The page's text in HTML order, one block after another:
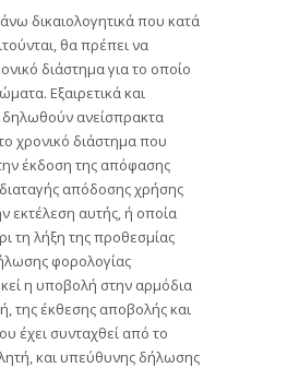
δικαιολογητικά που κατά
θα πρέπει να
διάστημα για το οποίο
Εξαιρετικά και
ανείσπρακτα
χρονικό διάστημα που
έκδοση της απόφασης
απόδοσης χρήσης
εκτέλεση αυτής, ή οποία
τη λήξη της προθεσμίας
φορολογίας
η υποβολή στην αρμόδια
της έκθεσης αποβολής και
έχει συνταχθεί από το
και υπεύθυνης δήλωσης